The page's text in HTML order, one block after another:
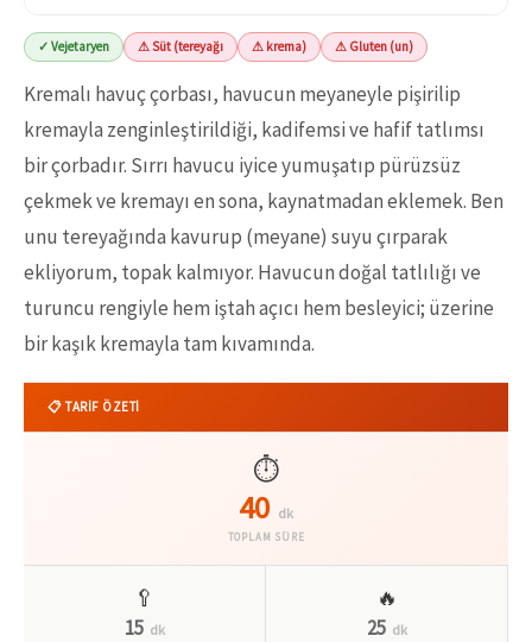
✓ Vejetaryen ⚠ Süt (tereyağı ⚠ krema) ⚠ Gluten (un)
Kremalı havuç çorbası, havucun meyaneyle pişirilip
kremayla zenginleştirildiği, kadifemsi ve hafif tatlımsı
bir çorbadır. Sırrı havucu iyice yumuşatıp pürüzsüz
çekmek ve kremayı en sona, kaynatmadan eklemek. Ben
unu tereyağında kavurup (meyane) suyu çırparak
ekliyorum, topak kalmıyor. Havucun doğal tatlılığı ve
turuncu rengiyle hem iştah açıcı hem besleyici; üzerine
bir kaşık kremayla tam kıvamında.
📋 TARİF ÖZETİ
⏱️
40 dk
TOPLAM SÜRE
🥄
15 dk
🔥
25 dk